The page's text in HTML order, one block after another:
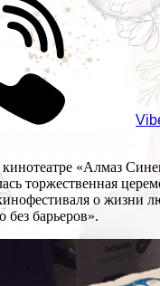
кинотеатре «Алмаз
торжественная
о жизни
барьеров».